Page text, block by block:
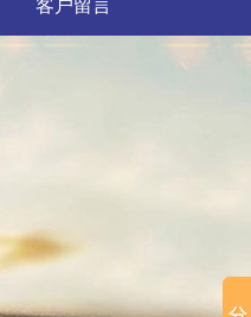
客户留言